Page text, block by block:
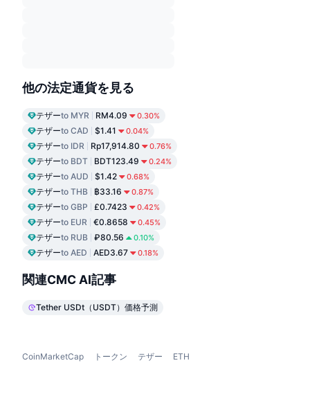
他の法定通貨を見る
テザーto MYR RM4.09 0.30%
テザーto CAD $1.41 0.04%
テザーto IDR Rp17,914.80 0.76%
テザーto BDT BDT123.49 0.24%
テザーto AUD $1.42 0.68%
テザーto THB ฿33.16 0.87%
テザーto GBP £0.7423 0.42%
テザーto EUR €0.8658 0.45%
テザーto RUB ₽80.56 0.10%
テザーto AED AED3.67 0.18%
関連CMC AI記事
Tether USDt（USDT）価格予測
CoinMarketCap トークン テザー ETH